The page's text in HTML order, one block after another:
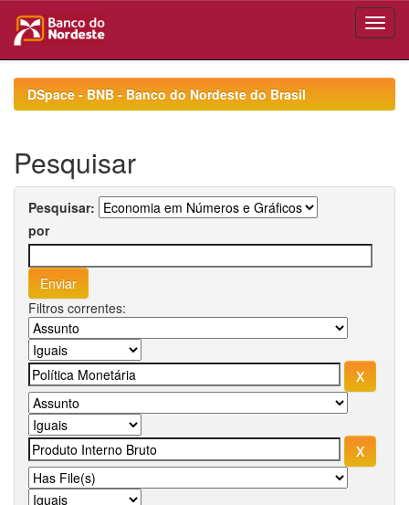
navigationDSpace - BNB - Banco do Nordeste do Brasil
Pesquisar
Pesquisar:
por
Filtros correntes: